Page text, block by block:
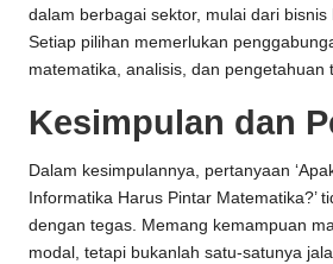
dalam berbagai sektor, mulai dari
Setiap pilihan memerlukan
matematika, analisis, dan pengetahuan
Kesimpulan dan
Dalam kesimpulannya, pertanyaan
Informatika Harus Pintar Matematika?’
dengan tegas. Memang kemampuan
modal, tetapi bukanlah satu-satunya